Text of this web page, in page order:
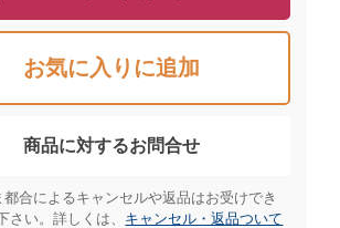
お気に入りに追加
商品に対するお問合せ​
合によるキャンセルや返品はお受けでき
さい。詳しくは、 キャンセル・返品ついて